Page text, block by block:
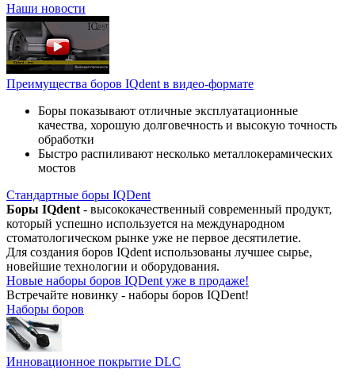
Наши новости
Преимущества боров IQdent в видео-формате
Боры показывают отличные эксплуатационные
качества, хорошую долговечность и высокую точность
обработки
Быстро распиливают несколько металлокерамических
мостов
Стандартные боры IQDent
Боры IQdent - высококачественный современный продукт,
который успешно используется на международном
стоматологическом рынке уже не первое десятилетие.
Для создания боров IQdent использованы лучшее сырье,
новейшие технологии и оборудования.
Новые наборы боров IQDent уже в продаже!
Встречайте новинку - наборы боров IQDent!
Наборы боров
Инновационное покрытие DLC